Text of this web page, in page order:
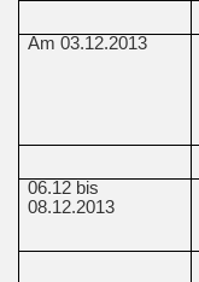
Am 03.12.2013
06.12 bis
08.12.2013